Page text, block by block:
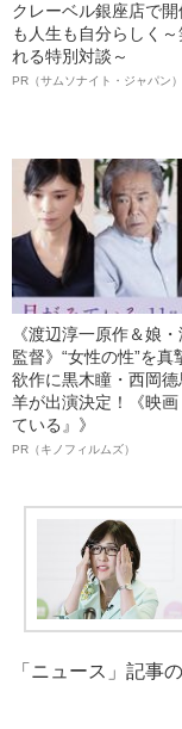
クレーベル銀座店で
も人生も自分らしく
れる特別対談～
PR（サムソナイト・ジャパン）
《渡辺淳一原作＆娘
監督》“女性の性”を真
欲作に黒木瞳・西岡德
羊が出演決定！《映画
ている』》
PR（キノフィルムズ）
「ニュース」記事